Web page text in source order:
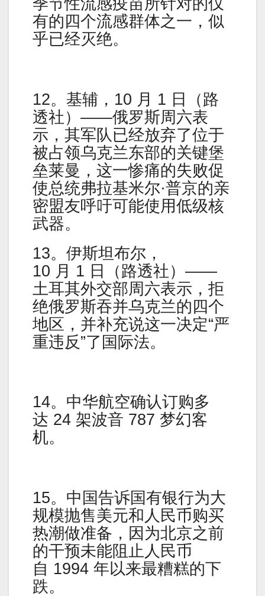
有的四个流感群体之一，似
乎已经灭绝。
12。基辅，10 月 1 日（路
透社）——俄罗斯周六表
示，其军队已经放弃了位于
被占领乌克兰东部的关键堡
垒莱曼，这一惨痛的失败促
使总统弗拉基米尔·普京的亲
密盟友呼吁可能使用低级核
武器。
13。伊斯坦布尔，
10 月 1 日（路透社）——
土耳其外交部周六表示，拒
绝俄罗斯吞并乌克兰的四个
地区，并补充说这一决定“严
重违反”了国际法。
14。中华航空确认订购多
达 24 架波音 787 梦幻客
机。
15。中国告诉国有银行为大
规模抛售美元和人民币购买
热潮做准备，因为北京之前
的干预未能阻止人民币
自 1994 年以来最糟糕的下
跌。